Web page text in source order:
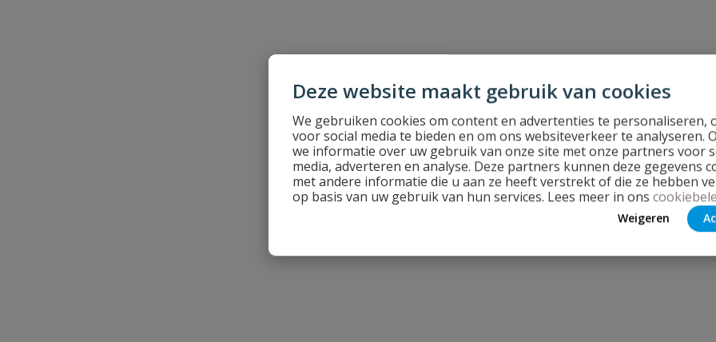
Deze website maakt gebruik van cookies
We gebruiken cookies om content en advertenties te personaliseren,
voor social media te bieden en om ons websiteverkeer te analyseren.
we informatie over uw gebruik van onze site met onze partners voor
media, adverteren en analyse. Deze partners kunnen deze gegevens
met andere informatie die u aan ze heeft verstrekt of die ze hebben
op basis van uw gebruik van hun services. Lees meer in ons
Weigeren